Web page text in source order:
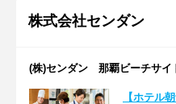
株式会社センダン
(株)センダン 那覇ビーチサイ
【ホテル